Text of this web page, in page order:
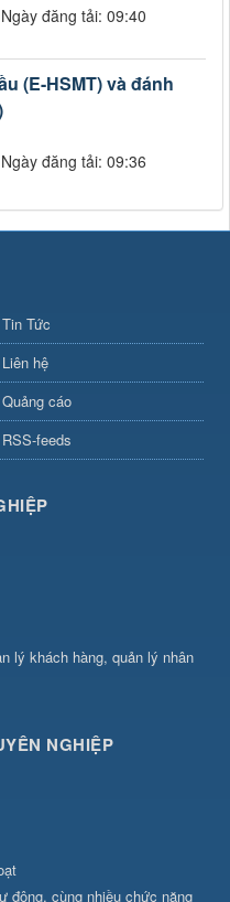
đăng tải: 09:40
(E-HSMT) và đánh
đăng tải: 09:36
Tin Tức
Liên hệ
Quảng cáo
RSS-feeds
lý khách hàng, quản lý nhân
NGHIỆP
động, cùng nhiều chức năng